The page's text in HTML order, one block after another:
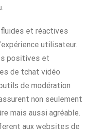
et réactives
utilisateur.
positives et
de tchat vidéo
de modération
non seulement
mais aussi agréable.
aux websites de